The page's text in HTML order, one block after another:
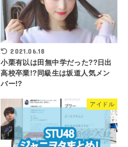
2021.06.18
小栗有以は田無中学だった??日出
高校卒業!?同級生は坂道人気メン
バー!?
アイドル